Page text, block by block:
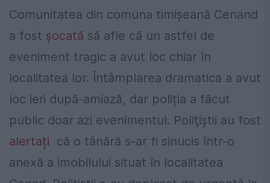
Comunitatea din comuna timișeană Cenand
a fost șocată să afle că un astfel de
eveniment tragic a avut loc chiar în
localitatea lor. Întâmplarea dramatica a avut
loc ieri după-amiază, dar poliția a făcut
public doar azi evenimentul. Poliţiştii au fost
alertați că o tânără s-ar fi sinucis într-o
anexă a imobilului situat în localitatea